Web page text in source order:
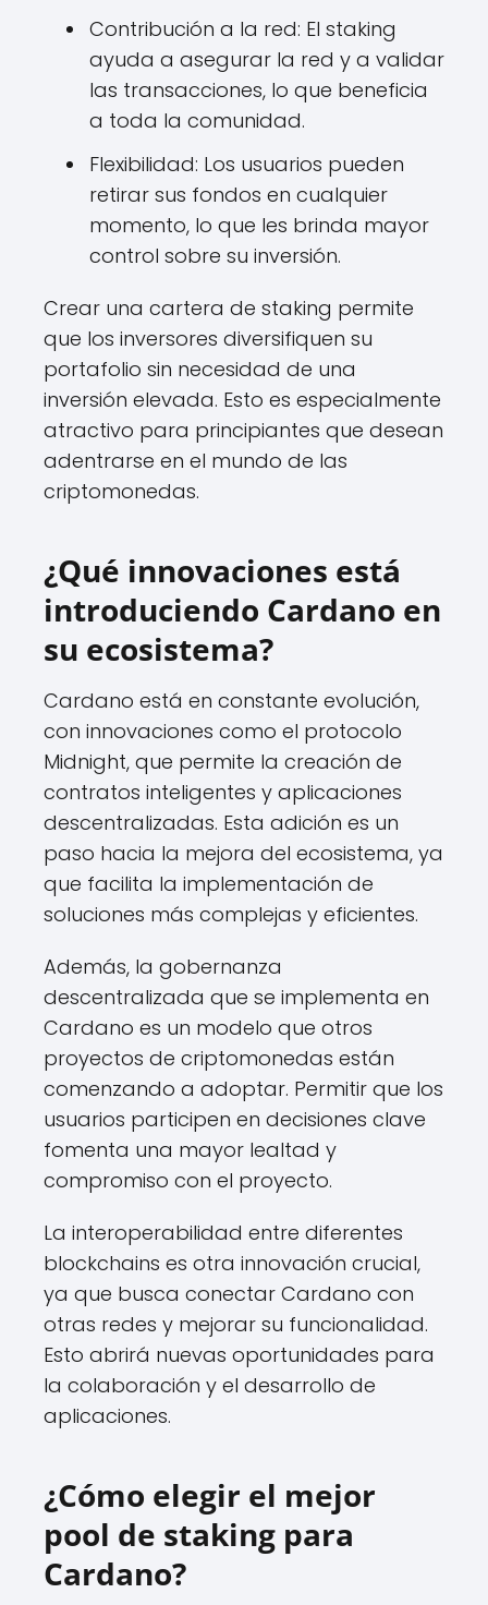
Contribución a la red: El staking
ayuda a asegurar la red y a validar
las transacciones, lo que beneficia
a toda la comunidad.
Flexibilidad: Los usuarios pueden
retirar sus fondos en cualquier
momento, lo que les brinda mayor
control sobre su inversión.
Crear una cartera de staking permite
que los inversores diversifiquen su
portafolio sin necesidad de una
inversión elevada. Esto es especialmente
atractivo para principiantes que desean
adentrarse en el mundo de las
criptomonedas.
¿Qué innovaciones está
introduciendo Cardano en
su ecosistema?
Cardano está en constante evolución,
con innovaciones como el protocolo
Midnight, que permite la creación de
contratos inteligentes y aplicaciones
descentralizadas. Esta adición es un
paso hacia la mejora del ecosistema, ya
que facilita la implementación de
soluciones más complejas y eficientes.
Además, la gobernanza
descentralizada que se implementa en
Cardano es un modelo que otros
proyectos de criptomonedas están
comenzando a adoptar. Permitir que los
usuarios participen en decisiones clave
fomenta una mayor lealtad y
compromiso con el proyecto.
La interoperabilidad entre diferentes
blockchains es otra innovación crucial,
ya que busca conectar Cardano con
otras redes y mejorar su funcionalidad.
Esto abrirá nuevas oportunidades para
la colaboración y el desarrollo de
aplicaciones.
¿Cómo elegir el mejor
pool de staking para
Cardano?